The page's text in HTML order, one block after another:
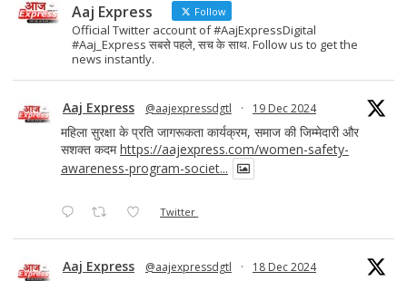
Aaj Express Follow
Official Twitter account of #AajExpressDigital
#Aaj_Express सबसे पहले, सच के साथ. Follow us to get the
news instantly.
Aaj Express @aajexpressdgtl · 19 Dec 2024
महिला सुरक्षा के प्रति जागरूकता कार्यक्रम, समाज की जिम्मेदारी और
सशक्त कदमhttps://aajexpress.com/women-safety-
awareness-program-societ...
Twitter
Aaj Express @aajexpressdgtl · 18 Dec 2024